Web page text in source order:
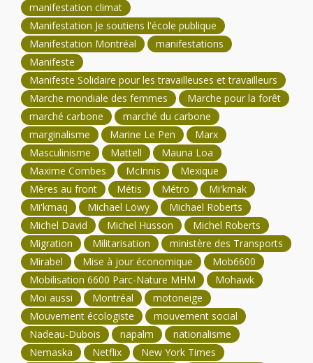
manifestation climat
Manifestation Je soutiens l'école publique
Manifestation Montréal
manifestations
Manifeste
Manifeste Solidaire pour les travailleuses et travailleurs
Marche mondiale des femmes
Marche pour la forêt
marché carbone
marché du carbone
marginalisme
Marine Le Pen
Marx
Masculinisme
Mattell
Mauna Loa
Maxime Combes
McInnis
Mexique
Mères au front
Métis Métro
Mi'kmak
Mi'kmaq
Michael Löwy
Michael Roberts
Michel David
Michel Husson
Michel Roberts
Migration
Militarisation
ministère des Transports
Mirabel
Mise à jour économique
Mob6600
Mobilisation 6600 Parc-Nature MHM
Mohawk
Moi aussi
Montréal
motoneige
Mouvement écologiste
mouvement social
Nadeau-Dubois
napalm
nationalisme
Nemaska
Netflix
New York Times